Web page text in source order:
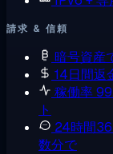
請求 & 信頼
暗号資産
14日間返
稼働率
ト
24時間
数分で